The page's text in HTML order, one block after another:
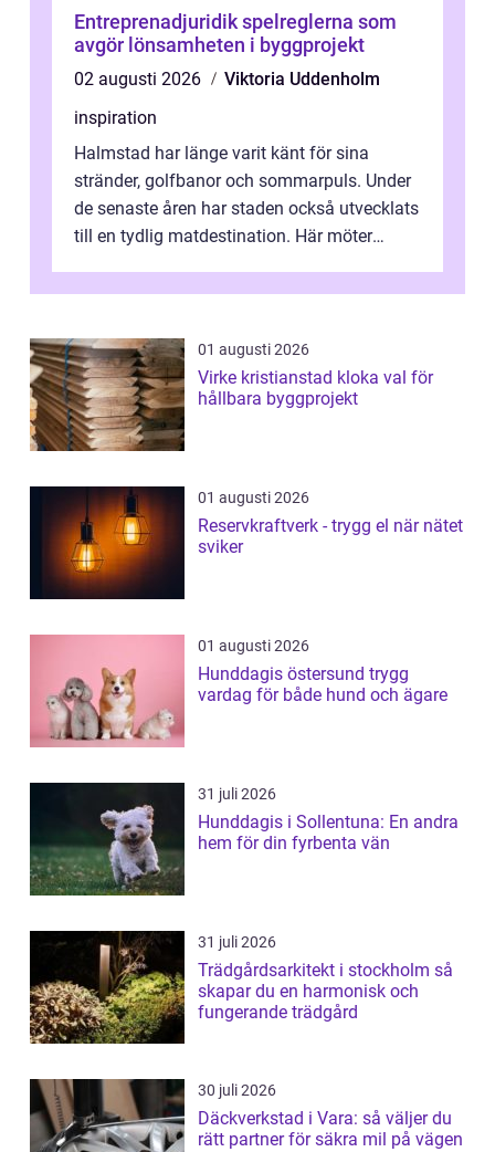
Entreprenadjuridik spelreglerna som
avgör lönsamheten i byggprojekt
02 augusti 2026
Viktoria Uddenholm
inspiration
Halmstad har länge varit känt för sina
stränder, golfbanor och sommarpuls. Under
de senaste åren har staden också utvecklats
till en tydlig matdestination. Här möter
01 augusti 2026
Virke kristianstad kloka val för
hållbara byggprojekt
01 augusti 2026
Reservkraftverk - trygg el när nätet
sviker
01 augusti 2026
Hunddagis östersund trygg
vardag för både hund och ägare
31 juli 2026
Hunddagis i Sollentuna: En andra
hem för din fyrbenta vän
31 juli 2026
Trädgårdsarkitekt i stockholm så
skapar du en harmonisk och
fungerande trädgård
30 juli 2026
Däckverkstad i Vara: så väljer du
rätt partner för säkra mil på vägen